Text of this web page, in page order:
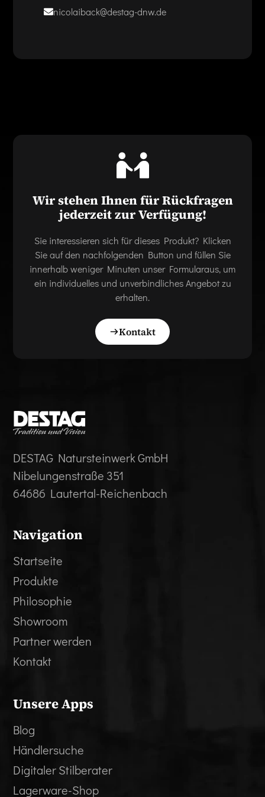
nicolaiback@destag-dnw.de
Wir stehen Ihnen für Rückfragen
jederzeit zur Verfügung!
Sie interessieren sich für dieses Produkt? Klicken
Sie auf den nachfolgenden Button und füllen Sie
innerhalb weniger Minuten unser Formularaus, um
ein individuelles und unverbindliches Angebot zu
erhalten.
Kontakt
DESTAG Natursteinwerk GmbH
Nibelungenstraße 351
64686 Lautertal-Reichenbach
Navigation
Startseite
Produkte
Philosophie
Showroom
Partner werden
Kontakt
Unsere Apps
Blog
Händlersuche
Digitaler Stilberater
Lagerware-Shop